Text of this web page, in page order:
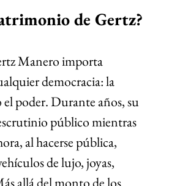
de Gertz?
Manero importa
democracia: la
el poder. Durante años, su
público mientras
al hacerse pública,
de lujo, joyas,